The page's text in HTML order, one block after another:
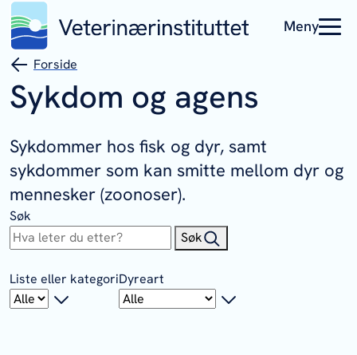
Meny
Forside
Sykdom og agens
Sykdommer hos fisk og dyr, samt
sykdommer som kan smitte mellom dyr og
mennesker (zoonoser).
Søk
Søk
Liste eller kategoriDyreart